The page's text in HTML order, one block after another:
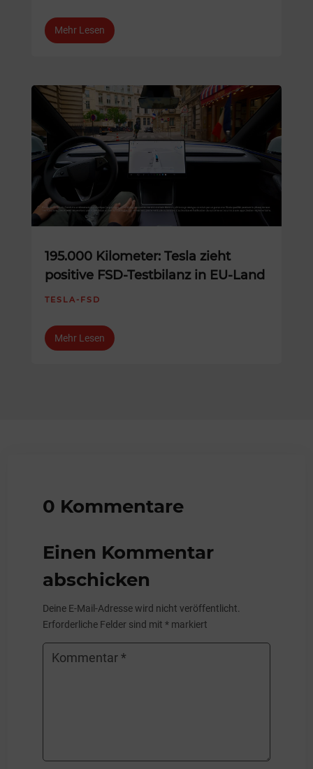
Mehr Lesen
195.000 Kilometer: Tesla zieht
positive FSD-Testbilanz in EU-Land
TESLA-FSD
Mehr Lesen
0 Kommentare
Einen Kommentar
abschicken
Deine E-Mail-Adresse wird nicht veröffentlicht.
Erforderliche Felder sind mit* markiert